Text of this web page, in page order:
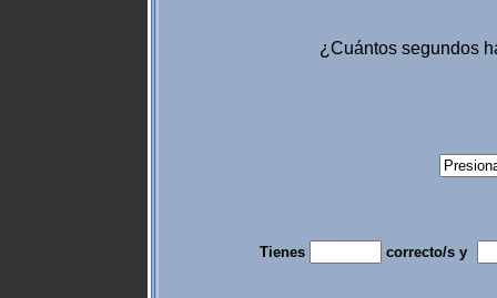
¿Cuántos segundos
Tienes correcto/s y